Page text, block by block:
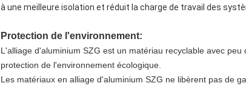
à une meilleure isolation et réduit la charge de travail des
Protection de l'environnement:
L'alliage d'aluminium SZG est un matériau recyclable avec
protection de l'environnement écologique.
Les matériaux en alliage d'aluminium SZG ne libèrent pas de